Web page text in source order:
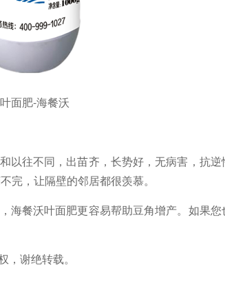
面肥-海餐沃
以往不同，出苗齐，长势好，无病害，抗
完，让隔壁的邻居都很羡慕。
餐沃叶面肥更容易帮助豆角增产。如果您
谢绝转载。